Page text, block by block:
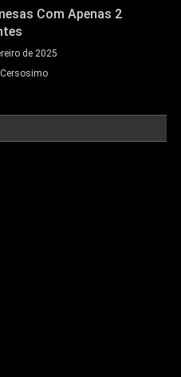
Com Apenas 2
de 2025